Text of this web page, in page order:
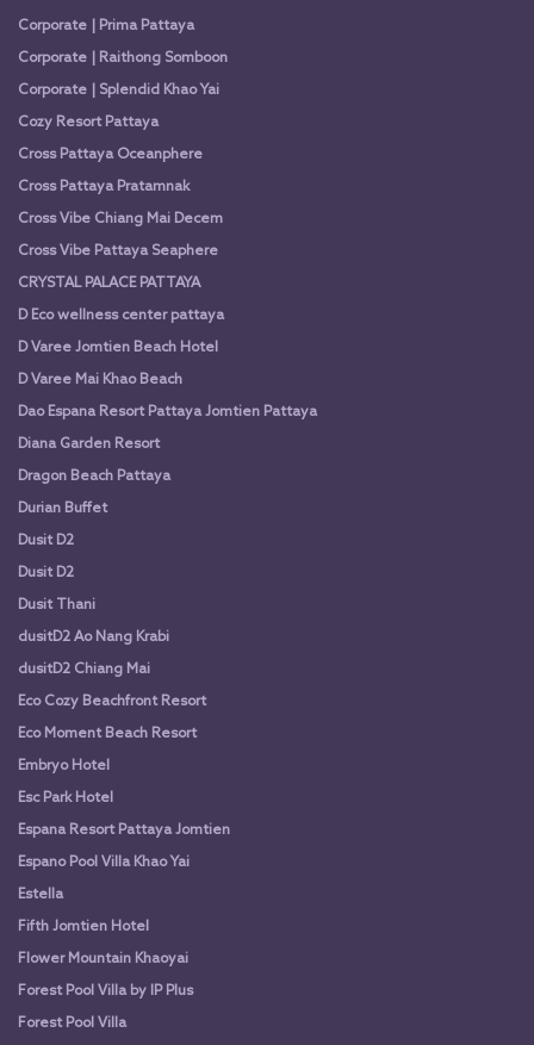
Corporate | Prima Pattaya
Corporate | Raithong Somboon
Corporate | Splendid Khao Yai
Cozy Resort Pattaya
Cross Pattaya Oceanphere
Cross Pattaya Pratamnak
Cross Vibe Chiang Mai Decem
Cross Vibe Pattaya Seaphere
CRYSTAL PALACE PATTAYA
D Eco wellness center pattaya
D Varee Jomtien Beach Hotel
D Varee Mai Khao Beach
Dao Espana Resort Pattaya Jomtien Pattaya
Diana Garden Resort
Dragon Beach Pattaya
Durian Buffet
Dusit D2
Dusit D2
Dusit Thani
dusitD2 Ao Nang Krabi
dusitD2 Chiang Mai
Eco Cozy Beachfront Resort
Eco Moment Beach Resort
Embryo Hotel
Esc Park Hotel
Espana Resort Pattaya Jomtien
Espano Pool Villa Khao Yai
Estella
Fifth Jomtien Hotel
Flower Mountain Khaoyai
Forest Pool Villa by IP Plus
Forest Pool Villa